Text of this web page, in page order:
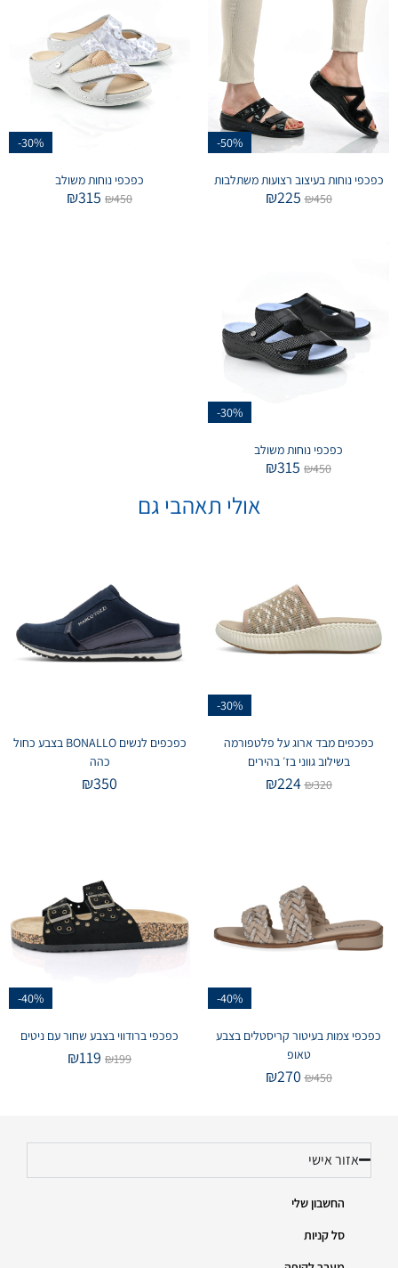
-50%
כפכפי נוחות בעיצוב רצועות משתלבות
₪450
₪225
-30%
כפכפי נוחות משולב
₪450
₪315
-30%
כפכפי נוחות משולב
₪450
₪315
אולי תאהבי גם
-30%
כפכפים מבד ארוג על פלטפורמה
בשילוב גווני בז׳ בהירים
₪320
₪224
כפכפים לנשים BONALLO בצבע כחול
כהה
₪350
-40%
כפכפי צמות בעיטור קריסטלים בצבע
טאופ
₪450
₪270
-40%
כפכפי ברודווי בצבע שחור עם ניטים
₪199
₪119
אזור אישי
החשבון שלי
סל קניות